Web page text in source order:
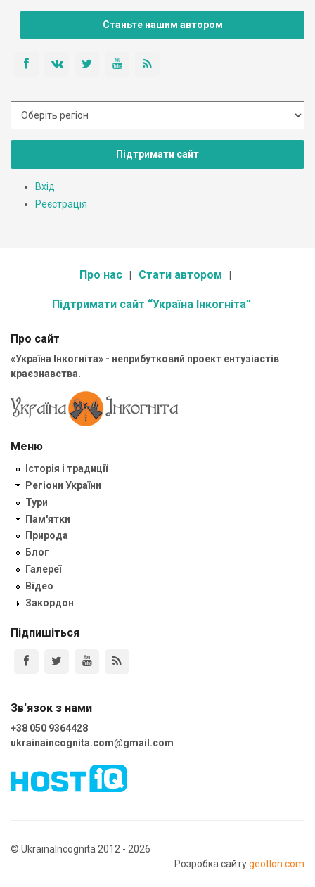
Станьте нашим автором
Підтримати сайт
Вхід
Реєстрація
Про нас Стати автором
Підтримати сайт “Україна Інкогніта”
Про сайт
«Україна Інкогніта» - неприбутковий проект ентузіастів
краєзнавства.
Меню
Історія і традиції
Регіони України
Тури
Пам'ятки
Природа
Блог
Галереї
Відео
Закордон
Підпишіться
Зв'язок з нами
+38 050 9364428
ukrainaincognita.com@gmail.com
© UkrainaIncognita 2012 - 2026
Розробка сайтуgeotlon.com